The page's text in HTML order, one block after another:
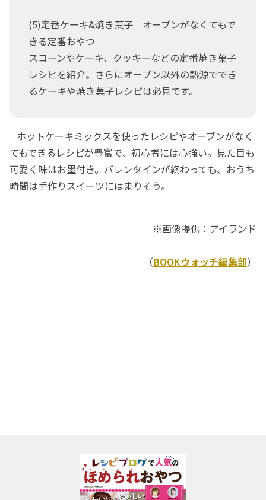
(5)定番ケーキ&焼き菓子 オーブンがなくてもで
きる定番おやつ
スコーンやケーキ、クッキーなどの定番焼き菓子
レシピを紹介。さらにオーブン以外の熱源ででき
るケーキや焼き菓子レシピは必見です。
ホットケーキミックスを使ったレシピやオーブンがなく
てもできるレシピが豊富で、初心者には心強い。見た目も
可愛く味はお墨付き。バレンタインが終わっても、おうち
時間は手作りスイーツにはまりそう。
※画像提供：アイランド
（BOOKウォッチ編集部）